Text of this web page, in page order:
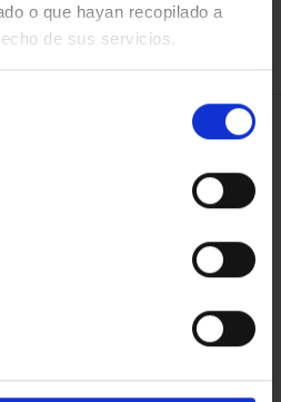
o que hayan recopilado a
de sus servicios.